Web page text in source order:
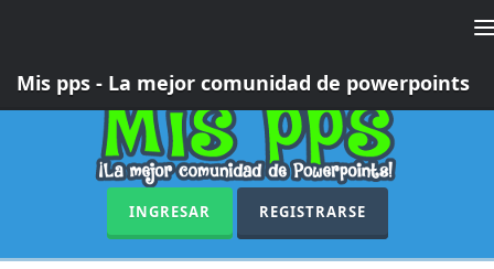
Mis pps - La mejor comunidad de powerpoints
INGRESAR REGISTRARSE